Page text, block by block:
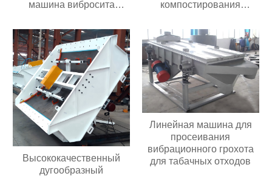
машина вибросита
использована для
зернистого удобрения
компостирования
Высококачественный
дугообразный
Линейная машина для
просеивания
вибрационного грохота
для табачных отходов